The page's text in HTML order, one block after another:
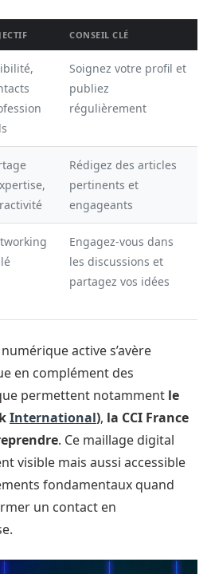
CONSEIL CLÉ
Soignez votre profil et
publiez
régulièrement
Rédigez des articles
pertinents et
engageants
Engagez-vous dans
les discussions et
partagez vos idées
active s’avère
en complément des
permettent notamment le
International), la CCI France
. Ce maillage digital
visible mais aussi accessible
fondamentaux quand
un contact en